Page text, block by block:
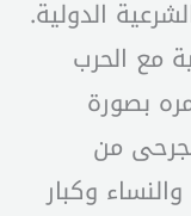
الدولية.
مع الحرب
بصورة
من
وكبار